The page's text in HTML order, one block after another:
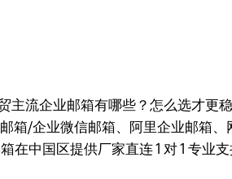
流企业邮箱有哪些？怎么选才更
箱/企业微信邮箱、阿里企业邮箱
中国区提供厂家直连 1 对 1 专业